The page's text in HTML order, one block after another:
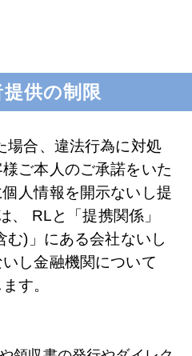
供の制限
場合、違法行為に対処
ご本人のご承諾をいた
人情報を開示ないし提
、 RLと「提携関係」
む)」にある会社ないし
し金融機関について
す。